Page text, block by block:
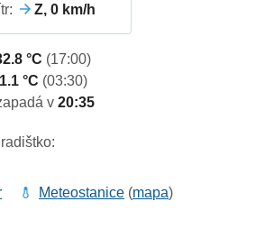
Z, 0 km/h
°C (17:00)
°C (03:30)
v20:35
Meteostanice (mapa)